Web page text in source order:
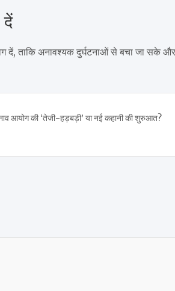
दें
दें, ताकि अनावश्यक दुर्घटनाओं से बचा जा सके और
आयोग की ‘तेजी-हड़बड़ी’ या नई कहानी की शुरुआत?